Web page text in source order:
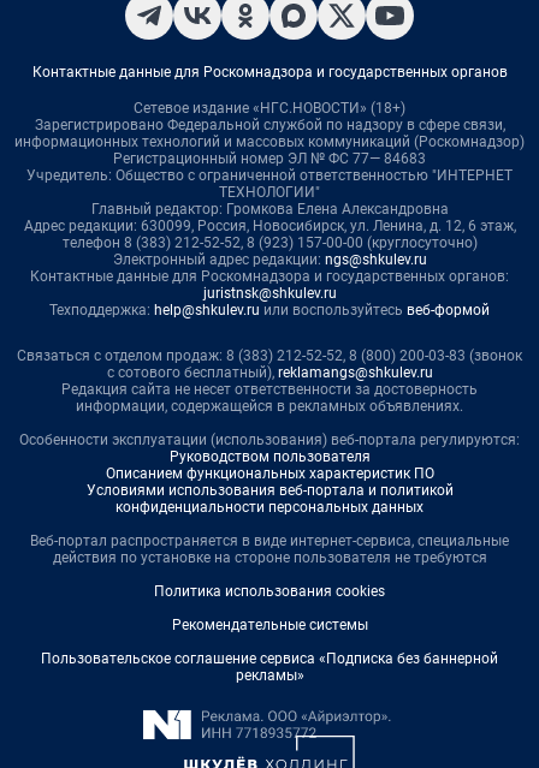
Контактные данные для Роскомнадзора и государственных органов
Сетевое издание «НГС.НОВОСТИ» (18+)
Зарегистрировано Федеральной службой по надзору в сфере связи,
информационных технологий и массовых коммуникаций (Роскомнадзор)
Регистрационный номер ЭЛ № ФС 77— 84683
Учредитель: Общество с ограниченной ответственностью "ИНТЕРНЕТ
ТЕХНОЛОГИИ"
Главный редактор: Громкова Елена Александровна
Адрес редакции: 630099, Россия, Новосибирск, ул. Ленина, д. 12, 6 этаж,
телефон 8 (383) 212-52-52, 8 (923) 157-00-00 (круглосуточно)
Электронный адрес редакции: ngs@shkulev.ru
Контактные данные для Роскомнадзора и государственных органов:
juristnsk@shkulev.ru
Техподдержка: help@shkulev.ru или воспользуйтесь веб-формой
Связаться с отделом продаж: 8 (383) 212-52-52, 8 (800) 200-03-83 (звонок
с сотового бесплатный), reklamangs@shkulev.ru
Редакция сайта не несет ответственности за достоверность
информации, содержащейся в рекламных объявлениях.
Особенности эксплуатации (использования) веб-портала регулируются:
Руководством пользователя
Описанием функциональных характеристик ПО
Условиями использования веб-портала и политикой
конфиденциальности персональных данных
Веб-портал распространяется в виде интернет-сервиса, специальные
действия по установке на стороне пользователя не требуются
Политика использования cookies
Рекомендательные системы
Пользовательское соглашение сервиса «Подписка без баннерной
рекламы»